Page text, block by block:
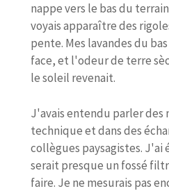
nappe vers le bas du
voyais apparaître des
pente. Mes lavandes du
face, et l'odeur de terre
le soleil revenait.
J'avais entendu parler des
technique et dans des
collègues paysagistes. J'ai
serait presque un fossé
faire. Je ne mesurais pas